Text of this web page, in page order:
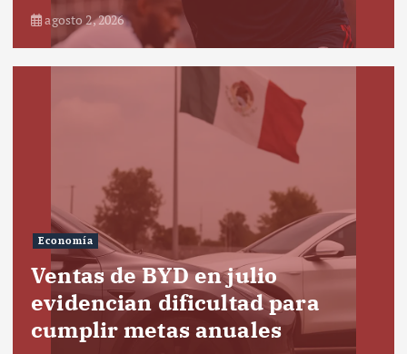
agosto 2, 2026
Economía
Ventas de BYD en julio
evidencian dificultad para
cumplir metas anuales